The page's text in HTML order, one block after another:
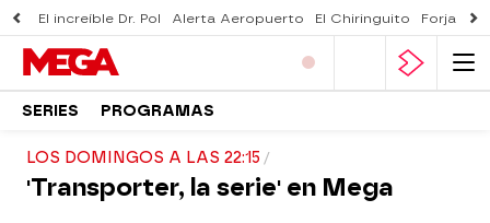
El increíble Dr. Pol Alerta Aeropuerto El Chiringuito Forjado
SERIES PROGRAMAS
LOS DOMINGOS A LAS 22:15
'Transporter, la serie' en Mega